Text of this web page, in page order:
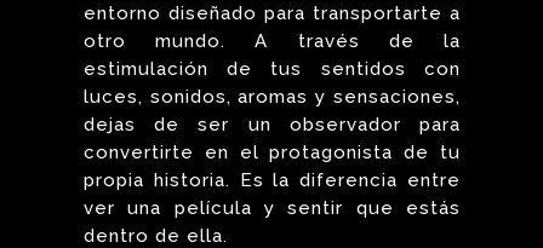
entorno diseñado para transportarte a
otro mundo. A través de la
estimulación de tus sentidos con
luces, sonidos, aromas y sensaciones,
dejas de ser un observador para
convertirte en el protagonista de tu
propia historia. Es la diferencia entre
ver una película y sentir que estás
dentro de ella.